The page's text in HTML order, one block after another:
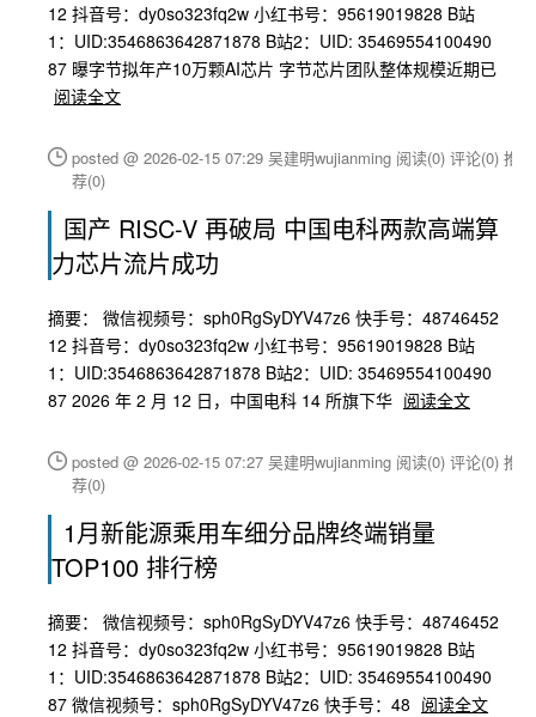
12 抖音号：dy0so323fq2w 小红书号：95619019828 B站
1：UID:3546863642871878 B站2：UID: 35469554100490
87 曝字节拟年产10万颗AI芯片 字节芯片团队整体规模近期已
阅读全文
posted @ 2026-02-15 07:29 吴建明wujianming 阅读(0) 评论(0) 推
荐(0)
国产 RISC-V 再破局 中国电科两款高端算
力芯片流片成功
摘要： 微信视频号：sph0RgSyDYV47z6 快手号：48746452
12 抖音号：dy0so323fq2w 小红书号：95619019828 B站
1：UID:3546863642871878 B站2：UID: 35469554100490
87 2026 年 2 月 12 日，中国电科 14 所旗下华 阅读全文
posted @ 2026-02-15 07:27 吴建明wujianming 阅读(0) 评论(0) 推
荐(0)
1月新能源乘用车细分品牌终端销量
TOP100 排行榜
摘要： 微信视频号：sph0RgSyDYV47z6 快手号：48746452
12 抖音号：dy0so323fq2w 小红书号：95619019828 B站
1：UID:3546863642871878 B站2：UID: 35469554100490
87 微信视频号：sph0RgSyDYV47z6 快手号：48 阅读全文